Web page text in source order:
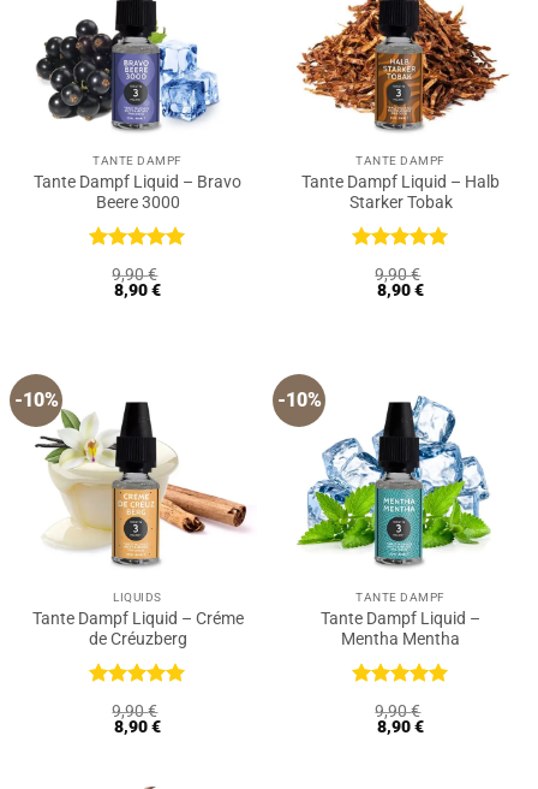
TANTE DAMPF
Tante Dampf Liquid – Bravo
Beere 3000
Bewertet
mit5von
9,90€
8,90€
TANTE DAMPF
Tante Dampf Liquid – Halb
Starker Tobak
Bewertet
mit5von
9,90€
8,90€
-10%
LIQUIDS
Tante Dampf Liquid – Créme
de Créuzberg
Bewertet
mit5von
9,90€
8,90€
-10%
TANTE DAMPF
Tante Dampf Liquid –
Mentha Mentha
Bewertet
mit5von
9,90€
8,90€